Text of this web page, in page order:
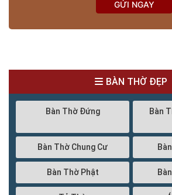
GỬI NGAY
BÀN THỜ ĐẸP
Bàn Thờ Đứng Bàn
Bàn Thờ Chung Cư
Bàn Thờ Phật